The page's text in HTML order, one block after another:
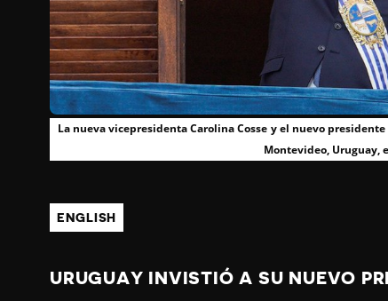
La nueva vicepresidenta Carolina Cosse y el nuevo
Montevideo, Uruguay,
ENGLISH
URUGUAY INVISTIÓ A SU NUEVO